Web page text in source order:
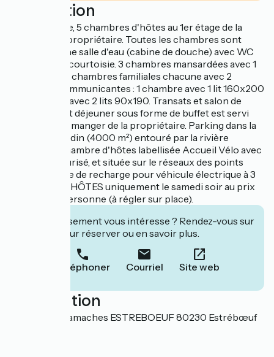
Description
Dans le village, 5 chambres d'hôtes au 1er étage de la
maison de la propriétaire. Toutes les chambres sont
équipées d'une salle d'eau (cabine de douche) avec WC
et plateau de courtoisie. 3 chambres mansardées avec 1
lit 160x200. 2 chambres familiales chacune avec 2
chambres communicantes : 1 chambre avec 1 lit 160x200
et 1 chambre avec 2 lits 90x190. Transats et salon de
jardin. Le petit déjeuner sous forme de buffet est servi
dans la salle à manger de la propriétaire. Parking dans la
propriété. Jardin (4000 m²) entouré par la rivière
l'Amboise. Chambre d'hôtes labellisée Accueil Vélo avec
abri vélo sécurisé, et située sur le réseaux des points
nœuds. Borne de recharge pour véhicule électrique à 3
km. TABLE D'HÔTES uniquement le samedi soir au prix
de 35 € par personne (à régler sur place).
Cet établissement vous intéresse ? Rendez-vous sur
leur site pour réserver ou en savoir plus.
Téléphoner Courriel Site web
Localisation
15 route de Gamaches ESTREBOEUF 80230 Estrébœuf